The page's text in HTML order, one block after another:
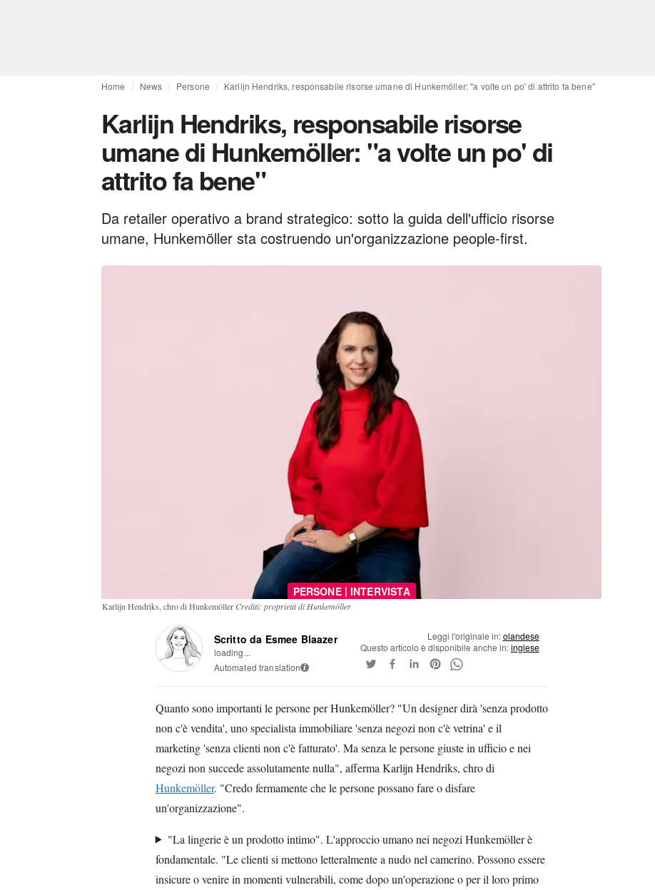
Home News Persone Karlijn Hendriks, responsabile risorse umane di Hunkemöller: "a volte un po' di attrito fa bene"
Karlijn Hendriks, responsabile risorse
umane di Hunkemöller: "a volte un po' di
attrito fa bene"
Da retailer operativo a brand strategico: sotto la guida dell'ufficio risorse
umane, Hunkemöller sta costruendo un'organizzazione people-first.
PERSONE | INTERVISTA
Karlijn Hendriks, chro di Hunkemöller Crediti: proprietà di Hunkemöller
Scritto da Esmee Blaazer
loading...
Automated translation i
Leggi l'originale in:olandese
Questo articolo è disponibile anche in:inglese
Quanto sono importanti le persone per Hunkemöller? "Un designer dirà 'senza prodotto
non c'è vendita', uno specialista immobiliare 'senza negozi non c'è vetrina' e il
marketing 'senza clienti non c'è fatturato'. Ma senza le persone giuste in ufficio e nei
negozi non succede assolutamente nulla", afferma Karlijn Hendriks, chro di
Hunkemöller. "Credo fermamente che le persone possano fare o disfare
un'organizzazione".
"La lingerie è un prodotto intimo". L'approccio umano nei negozi Hunkemöller è
fondamentale. "Le clienti si mettono letteralmente a nudo nel camerino. Possono essere
insicure o venire in momenti vulnerabili, come dopo un'operazione o per il loro primo